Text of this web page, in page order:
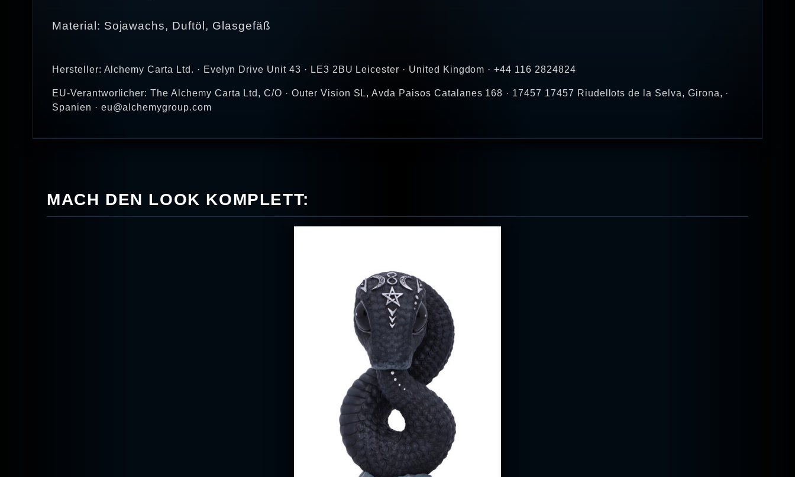
Material: Sojawachs, Duftöl, Glasgefäß
Hersteller: Alchemy Carta Ltd. · Evelyn Drive Unit 43 · LE3 2BU Leicester · United Kingdom · +44 116 2824824
EU-Verantworlicher: The Alchemy Carta Ltd, C/O · Outer Vision SL, Avda Paisos Catalanes 168 · 17457 17457 Riudellots de la Selva, Girona, ·
Spanien · eu@alchemygroup.com
MACH DEN LOOK KOMPLETT: